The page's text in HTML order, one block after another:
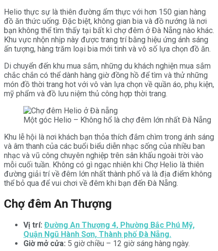
Helio thực sự là thiên đường ẩm thực với hơn 150 gian hàng
đồ ăn thức uống. Đặc biệt, không gian bia và đồ nướng là nơi
bạn không thể tìm thấy tại bất kì chợ đêm ở Đà Nẵng nào khác.
Khu vực nhộn nhịp này được trang trí bằng hiệu ứng ánh sáng
ấn tượng, hàng trăm loại bia mới tinh và vô số lựa chọn đồ ăn.
Di chuyển đến khu mua sắm, những du khách nghiện mua sắm
chắc chắn có thể dành hàng giờ đồng hồ để tìm và thử những
món đồ thời trang hot với vô vàn lựa chọn về quần áo, phụ kiện,
mỹ phẩm và đồ lưu niệm thủ công hợp thời trang.
Một góc Helio – Không hổ là chợ đêm lớn nhất Đà Nẵng
Khu lễ hội là nơi khách bạn thỏa thích đắm chìm trong ánh sáng
và âm thanh của các buổi biểu diễn nhạc sống của nhiều ban
nhạc và vũ công chuyên nghiệp trên sân khấu ngoài trời vào
mỗi cuối tuần. Không có gì ngạc nhiên khi Chợ Helio là thiên
đường giải trí về đêm lớn nhất thành phố và là địa điểm không
thể bỏ qua để vui chơi về đêm khi bạn đến Đà Nẵng.
Chợ đêm An Thượng
Vị trí: Đường An Thượng 4, Phường Bắc Phú Mỹ,
Quận Ngũ Hành Sơn, Thành phố Đà Nẵng.
Giờ mở cửa: 5 giờ chiều – 12 giờ sáng hàng ngày.